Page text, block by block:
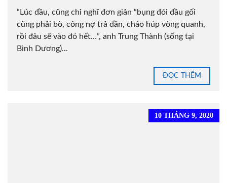
“Lúc đầu, cũng chỉ nghĩ đơn giản “bụng đói đầu gối
cũng phải bò, công nợ trả dần, cháo húp vòng quanh,
rồi đâu sẽ vào đó hết…”, anh Trung Thành (sống tại
Bình Dương)...
ĐỌC THÊM
10 THÁNG 9, 2020